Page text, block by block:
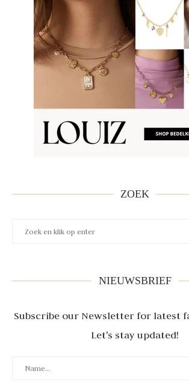
ZOEK
NIEUWSBRIEF
Subscribe our Newsletter for latest
Let's stay updated!